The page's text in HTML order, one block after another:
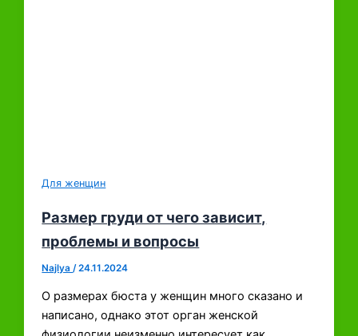
Для женщин
Размер груди от чего зависит,
проблемы и вопросы
Najlya /24.11.2024
О размерах бюста у женщин много сказано и
написано, однако этот орган женской